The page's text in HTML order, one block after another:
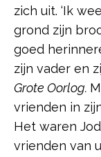
zich uit. ‘Ik
grond zijn
goed
zijn vader en
Grote Oorlog.
vrienden in
Het waren
vrienden van